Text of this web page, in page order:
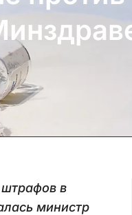
в
министр